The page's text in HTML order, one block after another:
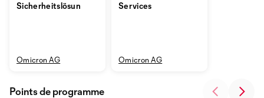
Sicherheitslösungen
Omicron AG
Services
Omicron AG
Points de programme